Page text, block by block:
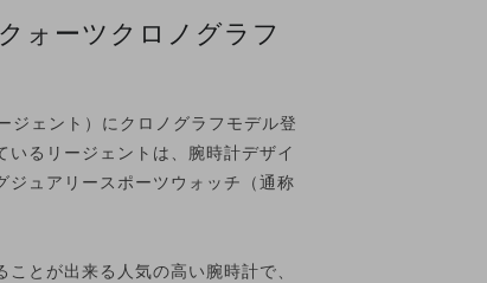
ォーツクロノグラフ
ジェント）にクロノグラフモデル登
るリージェントは、腕時計デザイ
ジュアリースポーツウォッチ（通称
とが出来る人気の高い腕時計で、